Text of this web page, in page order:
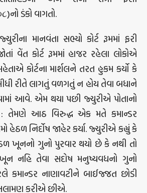
ડંકો વાગતો.
માનવંતા સભ્યો કોર્ટ રૂમમાં ફરી
વેંત કોર્ટ રૂમમાં હાજર રહેલા લોકોએ
કોર્ટના માર્શલને તરત હુકમ કર્યો કે
રીતે લાગતું વળગતું ન હોય તેવા બધાને
આવે. એમ થયા પછી જ્યુરીએ પોતાનો
: તેમણે આઠ વિરુદ્ધ એક મતે કમાન્ડર
નિર્દોષ જાહેર કર્યા. જ્યુરીએ કહ્યું કે
ખૂનનો ગુનો પુરવાર થયો છે કે નથી તો
નહિ તેવા સદોષ મનુષ્યવધનો ગુનો
કમાન્ડર નાણાવટીને બાઈજ્જત છોડી
કરીએ છીએ.